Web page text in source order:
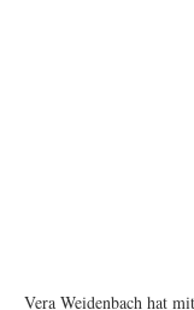
Vera Weidenbach hat